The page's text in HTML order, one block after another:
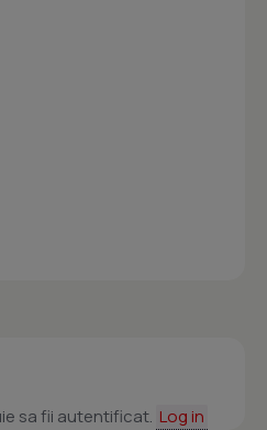
sa fii autentificat. Log in